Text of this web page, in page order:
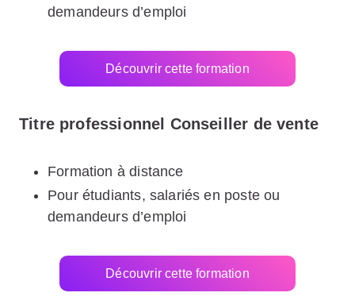
demandeurs d’emploi
Découvrir cette formation
Titre professionnel Conseiller de vente
Formation à distance
Pour étudiants, salariés en poste ou
demandeurs d’emploi
Découvrir cette formation